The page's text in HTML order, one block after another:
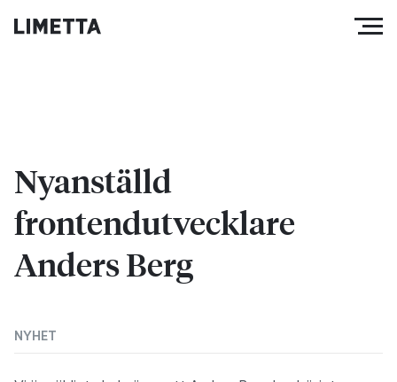
Nyanställd
frontendutvecklare
Anders Berg
NYHET